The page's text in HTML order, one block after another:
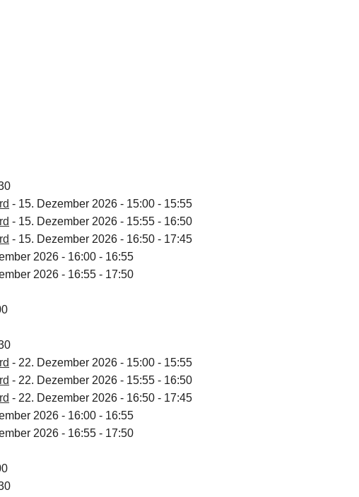
- 15. Dezember 2026 - 15:00 - 15:55
- 15. Dezember 2026 - 15:55 - 16:50
- 15. Dezember 2026 - 16:50 - 17:45
2026 - 16:00 - 16:55
2026 - 16:55 - 17:50
- 22. Dezember 2026 - 15:00 - 15:55
- 22. Dezember 2026 - 15:55 - 16:50
- 22. Dezember 2026 - 16:50 - 17:45
2026 - 16:00 - 16:55
2026 - 16:55 - 17:50